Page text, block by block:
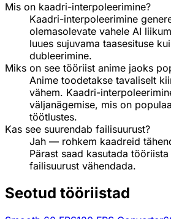
Mis on kaadri-interpoleerimine?
Kaadri-interpoleerimine
olemasolevate vahele AI
luues sujuvama taasesituse
dubleerimine.
Miks on see tööriist anime jaoks
Anime toodetakse tavaliselt
vähem. Kaadri-
väljanägemise, mis on
töötlustes.
Kas see suurendab failisuurust?
Jah — rohkem kaadreid
Pärast saad kasutada tööriista
failisuurust vähendada.
Seotud tööriistad